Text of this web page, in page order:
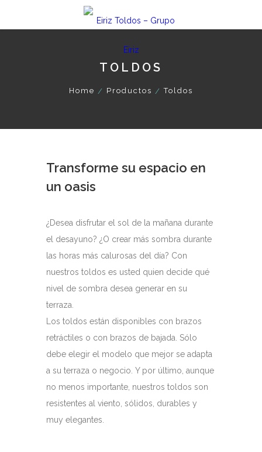
TOLDOS
Home Productos Toldos
Transforme su espacio en
un oasis
¿Desea disfrutar el sol de la mañana durante
el desayuno? ¿O crear más sombra durante
las horas más calurosas del día? Con
nuestros toldos es usted quien decide qué
nivel de sombra desea generar en su
terraza.
Los toldos están disponibles con brazos
retráctiles o con brazos de bajada. Sólo
debe elegir el modelo que mejor se adapta
a su terraza o negocio. Y por último, aunque
no menos importante, nuestros toldos son
resistentes al viento, sólidos, durables y
muy elegantes.